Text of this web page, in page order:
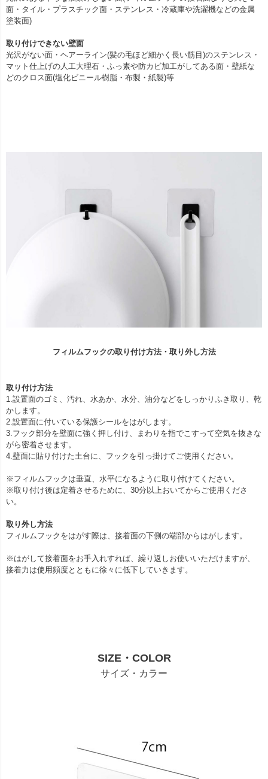
面・タイル・プラスチック面・ステンレス・冷蔵庫や洗濯機などの金属
塗装面)
取り付けできない壁面
光沢がない面・ヘアーライン(髪の毛ほど細かく長い筋目)のステンレス・
マット仕上げの人工大理石・ふっ素や防カビ加工がしてある面・壁紙な
どのクロス面(塩化ビニール樹脂・布製・紙製)等
フィルムフックの取り付け方法・取り外し方法
取り付け方法
1.設置面のゴミ、汚れ、水あか、水分、油分などをしっかりふき取り、乾
かします。
2.設置面に付いている保護シールをはがします。
3.フック部分を壁面に強く押し付け、まわりを指でこすって空気を抜きな
がら密着させます。
4.壁面に貼り付けた土台に、フックを引っ掛けてご使用ください。
※フィルムフックは垂直、水平になるように取り付けてください。
※取り付け後は定着させるために、30分以上おいてからご使用くださ
い。
取り外し方法
フィルムフックをはがす際は、接着面の下側の端部からはがします。
※はがして接着面をお手入れすれば、繰り返しお使いいただけますが、
接着力は使用頻度とともに徐々に低下していきます。
SIZE・COLOR
サイズ・カラー